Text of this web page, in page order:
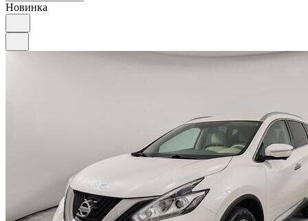
Новинка